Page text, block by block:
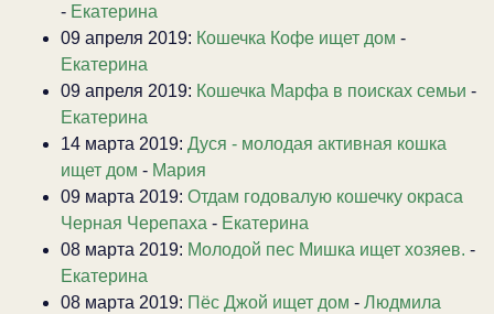
- Екатерина
09 апреля 2019: Кошечка Кофе ищет дом -
Екатерина
09 апреля 2019: Кошечка Марфа в поисках семьи -
Екатерина
14 марта 2019: Дуся - молодая активная кошка
ищет дом - Мария
09 марта 2019: Отдам годовалую кошечку окраса
Черная Черепаха - Екатерина
08 марта 2019: Молодой пес Мишка ищет хозяев. -
Екатерина
08 марта 2019: Пёс Джой ищет дом - Людмила